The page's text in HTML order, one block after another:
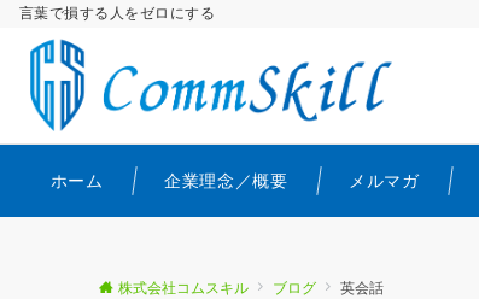
言葉で損する人をゼロにする
ホーム 企業理念／概要 メルマガ
株式会社コムスキル ブログ 英会話